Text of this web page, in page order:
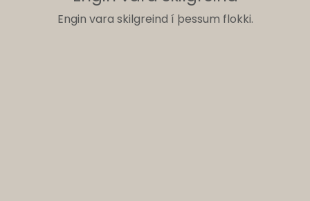
Engin vara skilgreind í þessum flokki.